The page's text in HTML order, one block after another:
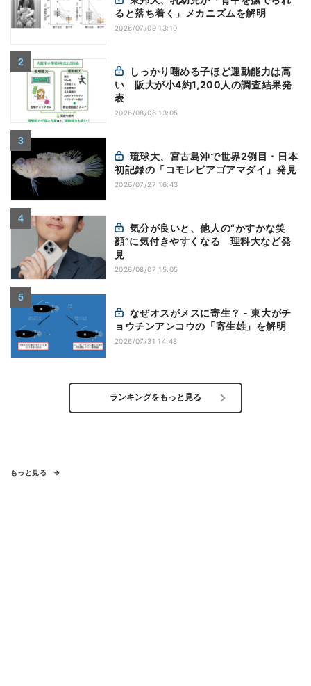
ると落ち着く」メカニズムを解明
2026/07/09 13:10
い 阪大が小4約1,200人の調査結果発
表
2026/08/06 13:05
初記録の「コモレビアゴアマダイ」発見
2026/07/27 16:43
顔”に気付きやすくなる 理科大など発
見
2026/08/07 15:05
ョウチンアンコウの「寄生雄」を解明
2026/07/31 14:48
ランキングをもっと見る
もっと見る